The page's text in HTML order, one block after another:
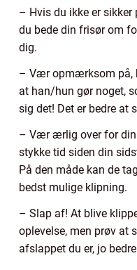
– Hvis du ikke er sikker
du bede din frisør om
dig.
– Vær opmærksom på,
at han/hun gør noget,
sig det! Det er bedre at
– Vær ærlig over for din
stykke tid siden din
På den måde kan de
bedst mulige klipning.
– Slap af! At blive
oplevelse, men prøv at
afslappet du er, jo